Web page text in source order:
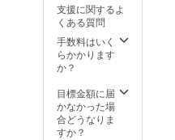
支援に関するよ
くある質問
手数料はいく
らかかります
か？
目標金額に届
かなかった場
合どうなりま
すか？